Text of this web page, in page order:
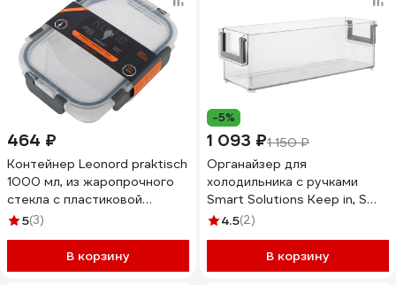
464 ₽
Контейнер Leonord praktisch
1000 мл, из жаропрочного
стекла с пластиковой
крышкой со съёмными
5(3)
В корзину
-5%
1 093 ₽1 150 ₽
Органайзер для
холодильника с ручками
Smart Solutions Keep in, S
SS000076
4.5(2)
В корзину